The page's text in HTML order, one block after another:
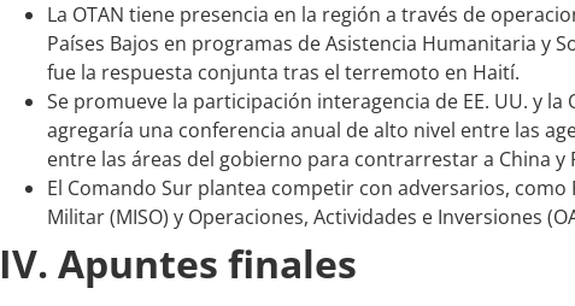
La OTAN tiene presencia en la región a través de
Países Bajos en programas de Asistencia Humanitaria y
fue la respuesta conjunta tras el terremoto en Haití.
Se promueve la participación interagencia de EE. UU. y la
agregaría una conferencia anual de alto nivel entre las
entre las áreas del gobierno para contrarrestar a China y
El Comando Sur plantea competir con adversarios,
Militar (MISO) y Operaciones, Actividades e Inversiones
IV. Apuntes finales